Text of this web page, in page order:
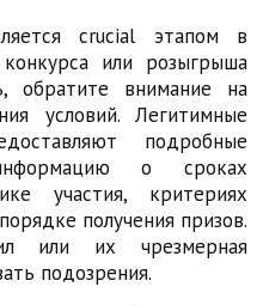
crucial этапом в
или розыгрыша
обратите внимание на
условий. Легитимные
подробные
о сроках
участия, критериях
получения призов.
или их чрезмерная
подозрения.